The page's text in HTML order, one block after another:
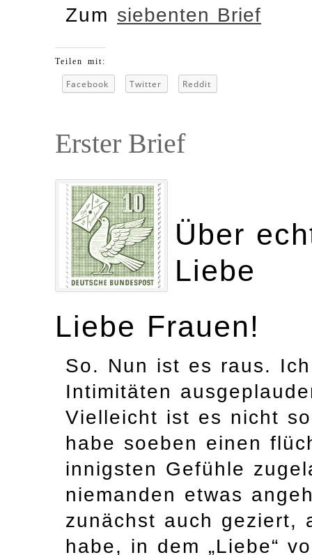
Zum siebenten Brief
Teilen mit:
Facebook Twitter Reddit
Erster Brief
Über
Liebe
Liebe Frauen!
So. Nun ist es raus.
Intimitäten
Vielleicht ist es nicht
habe soeben einen
innigsten Gefühle
niemanden etwas
zunächst auch geziert,
habe, in dem „Liebe“